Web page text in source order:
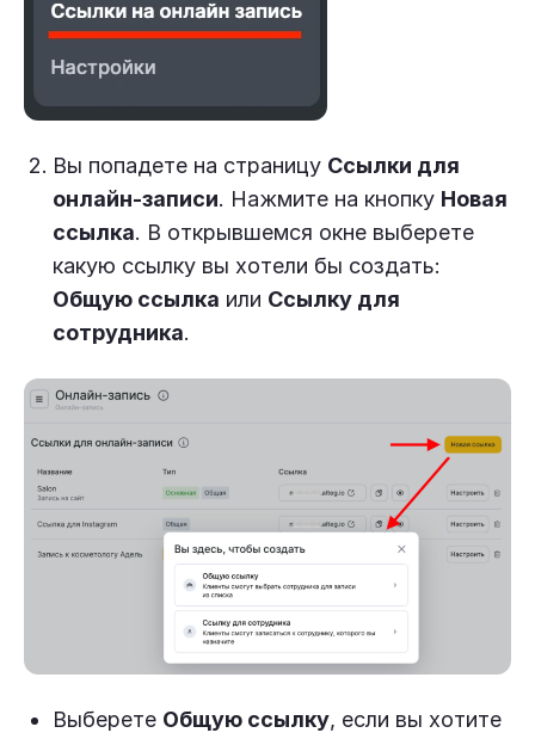
Вы попадете на страницу Ссылки для
онлайн-записи. Нажмите на кнопку Новая
ссылка. В открывшемся окне выберете
какую ссылку вы хотели бы создать:
Общую ссылка или Ссылку для
сотрудника.
Выберете Общую ссылку, если вы хотите